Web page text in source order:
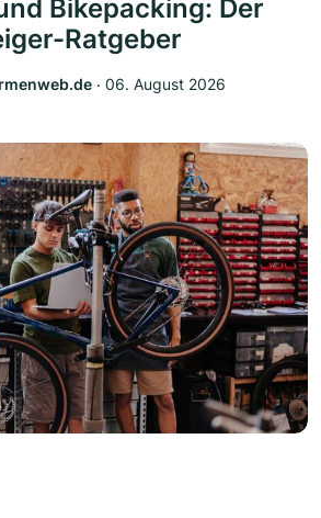
Bikepacking: Der
Ratgeber
‧ 06. August 2026